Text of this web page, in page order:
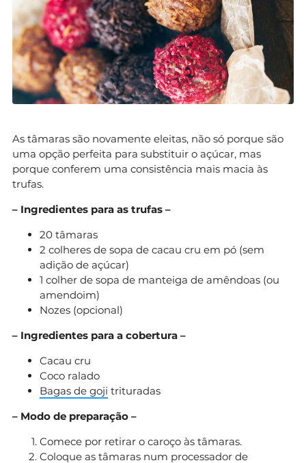
As tâmaras são novamente eleitas, não só porque são
uma opção perfeita para substituir o açúcar, mas
porque conferem uma consistência mais macia às
trufas.
– Ingredientes para as trufas –
20 tâmaras
2 colheres de sopa de cacau cru em pó (sem
adição de açúcar)
1 colher de sopa de manteiga de amêndoas (ou
amendoim)
Nozes (opcional)
– Ingredientes para a cobertura –
Cacau cru
Coco ralado
Bagas de goji trituradas
– Modo de preparação –
Comece por retirar o caroço às tâmaras.
Coloque as tâmaras num processador de